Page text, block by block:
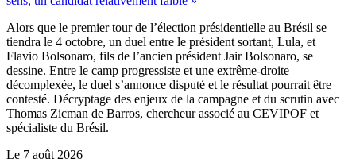
Alors que le premier tour de l’élection présidentielle au Brésil se
tiendra le 4 octobre, un duel entre le président sortant, Lula, et
Flavio Bolsonaro, fils de l’ancien président Jair Bolsonaro, se
dessine. Entre le camp progressiste et une extrême-droite
décomplexée, le duel s’annonce disputé et le résultat pourrait être
contesté. Décryptage des enjeux de la campagne et du scrutin avec
Thomas Zicman de Barros, chercheur associé au CEVIPOF et
spécialiste du Brésil.
Le 7 août 2026